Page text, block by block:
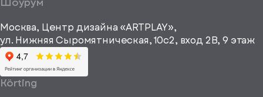
рекламные и
информационные
материалы
viewBox="0
0
Москва, Центр дизайна «ARTPLAY»,
ул. Нижняя Сыромятническая, 10с2, вход 2B, 9 этаж
Körting